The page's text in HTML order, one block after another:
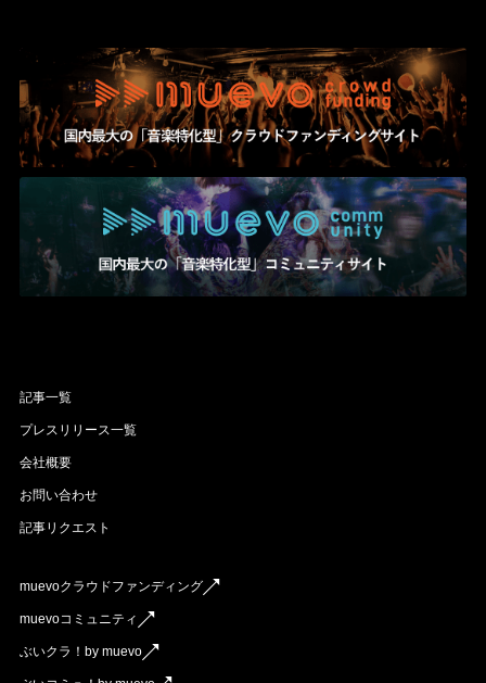
記事一覧
プレスリリース一覧
会社概要
お問い合わせ
記事リクエスト
muevoクラウドファンディング
muevoコミュニティ
ぶいクラ！by muevo